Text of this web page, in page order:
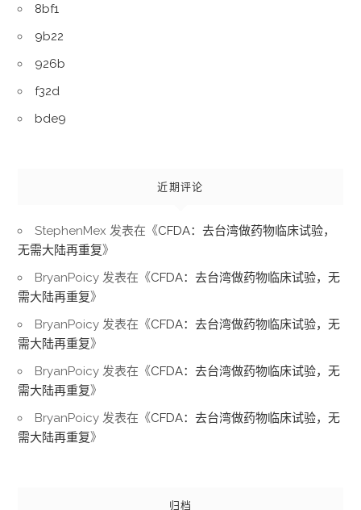
8bf1
9b22
926b
f32d
bde9
近期评论
StephenMex 发表在《CFDA：去台湾做药物临床试验，
无需大陆再重复》
BryanPoicy 发表在《CFDA：去台湾做药物临床试验，无
需大陆再重复》
BryanPoicy 发表在《CFDA：去台湾做药物临床试验，无
需大陆再重复》
BryanPoicy 发表在《CFDA：去台湾做药物临床试验，无
需大陆再重复》
BryanPoicy 发表在《CFDA：去台湾做药物临床试验，无
需大陆再重复》
归档